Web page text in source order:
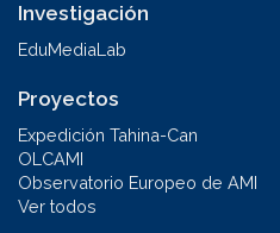
Investigación
EduMediaLab
Proyectos
Expedición Tahina-Can
OLCAMI
Observatorio Europeo de AMI
Ver todos